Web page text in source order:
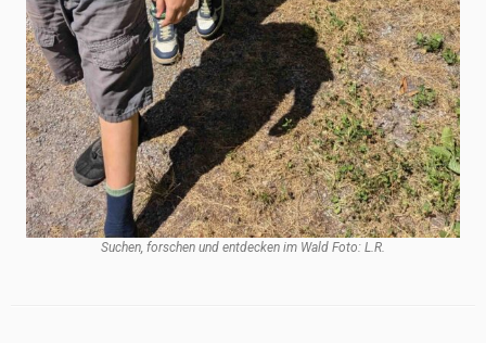
Suchen, forschen und entdecken im Wald Foto: L.R.